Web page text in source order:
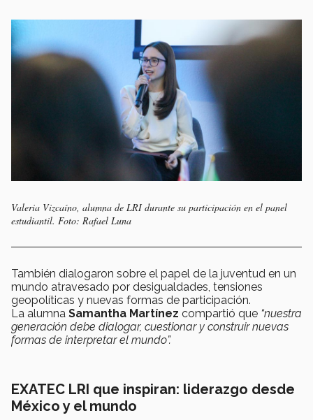
Valeria Vizcaíno, alumna de LRI durante su participación en el panel
estudiantil. Foto: Rafael Luna
También dialogaron sobre el papel de la juventud en un
mundo atravesado por desigualdades, tensiones
geopolíticas y nuevas formas de participación.
La alumna Samantha Martínez compartió que “nuestra
generación debe dialogar, cuestionar y construir nuevas
formas de interpretar el mundo”.
EXATEC LRI que inspiran: liderazgo desde
México y el mundo